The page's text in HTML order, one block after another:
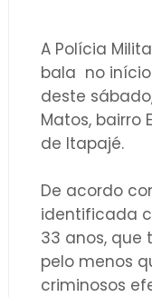
A Polícia
bala no
deste
Matos, bairro
de Itapajé.
De acordo
identificada
33 anos, que
pelo menos
criminosos